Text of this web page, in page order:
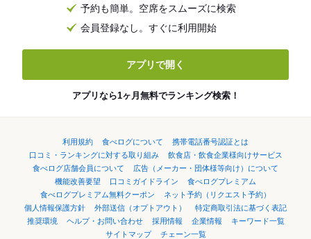
予約も簡単。空席をスムーズに検索
会員登録なし。すぐに利用開始
アプリで開く
アプリなら1ヶ月無料でランキング検索！
利用規約 食べログについて
携帯電話番号認証とは
口コミ・ランキングに対する取り組み
飲食店・飲食企業様向けサービス
食べログ店舗会員について
広告（メーカー・団体様等向け）について
機能改善要望
口コミガイドライン
食べログプレミアム
食べログプレミアム無料クーポン
ネット予約（リクエスト予約）
個人情報保護方針
外部送信（オプトアウト）
特定商取引法に基づく表記
推奨環境
ヘルプ・お問い合わせ 採用情報 企業情報
キーワード一覧
サイトマップ
チェーン一覧